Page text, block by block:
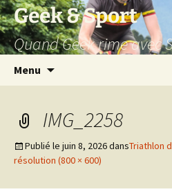
Aller
au
contenu
Geek & Sport
Quand Geek rime avec
Menu
IMG_2258
Publié le juin 8, 2026dansTriathlon
résolution (800 × 600)